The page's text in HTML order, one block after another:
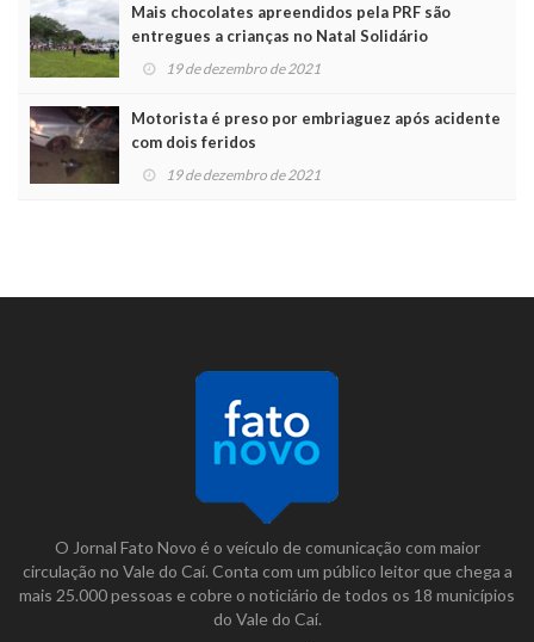
Mais chocolates apreendidos pela PRF são
entregues a crianças no Natal Solidário
19 de dezembro de 2021
Motorista é preso por embriaguez após acidente
com dois feridos
19 de dezembro de 2021
O Jornal Fato Novo é o veículo de comunicação com maior
circulação no Vale do Caí. Conta com um público leitor que chega a
mais 25.000 pessoas e cobre o noticiário de todos os 18 municípios
do Vale do Caí.